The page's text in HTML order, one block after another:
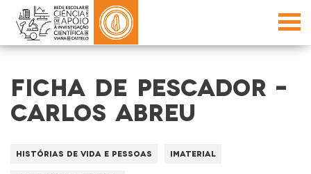
FICHA DE PESCADOR –
CARLOS ABREU
Histórias de vida e Pessoas Imaterial